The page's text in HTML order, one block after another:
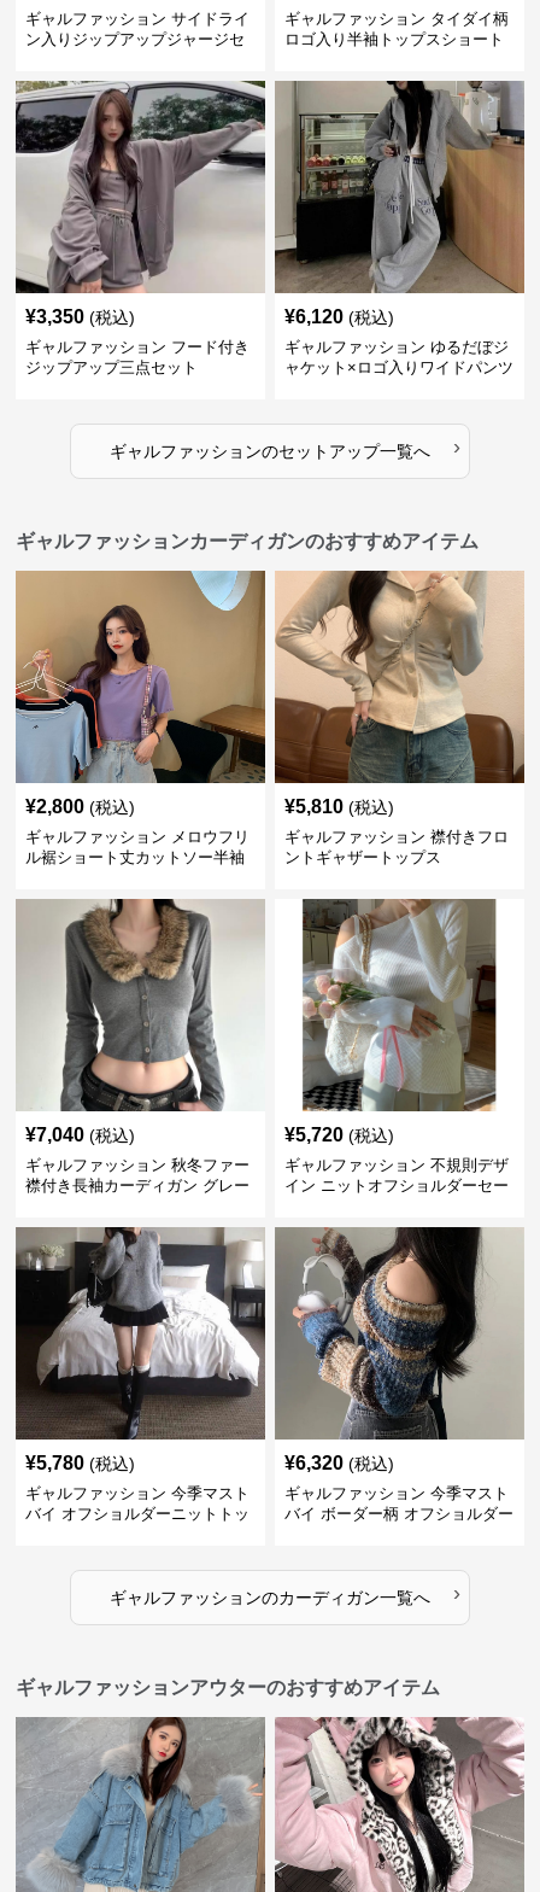
ギャルファッション サイドライ
ン入りジップアップジャージセ
ギャルファッション タイダイ柄
ロゴ入り半袖トップスショート
¥3,350 (税込)
ギャルファッション フード付き
ジップアップ三点セット
¥6,120 (税込)
ギャルファッション ゆるだぼジ
ャケット×ロゴ入りワイドパンツ
ギャルファッションのセットアップ一覧へ ›
ギャルファッションカーディガンのおすすめアイテム
¥2,800 (税込)
ギャルファッション メロウフリ
ル裾ショート丈カットソー半袖
¥5,810 (税込)
ギャルファッション 襟付きフロ
ントギャザートップス
¥7,040 (税込)
ギャルファッション 秋冬ファー
襟付き長袖カーディガン グレー
¥5,720 (税込)
ギャルファッション 不規則デザ
イン ニットオフショルダーセー
¥5,780 (税込)
ギャルファッション 今季マスト
バイ オフショルダーニットトッ
¥6,320 (税込)
ギャルファッション 今季マスト
バイ ボーダー柄 オフショルダー
ギャルファッションのカーディガン一覧へ ›
ギャルファッションアウターのおすすめアイテム